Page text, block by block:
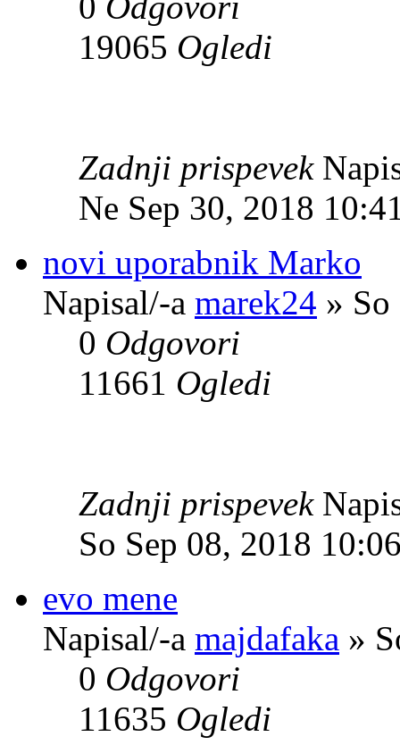
19065 Ogledi
Zadnji prispevek
Ne Sep 30, 2018
novi uporabnik Marko
Napisal/-a marek24 »
0 Odgovori
11661 Ogledi
Zadnji prispevek
So Sep 08, 2018
evo mene
Napisal/-a majdafaka »
0 Odgovori
11635 Ogledi